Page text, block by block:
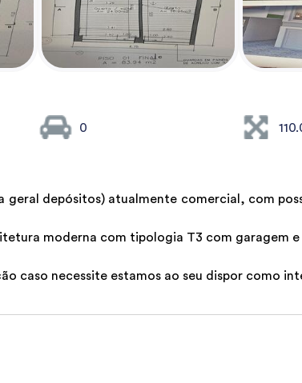
0
depósitos) atualmente comercial, com
moderna com tipologia T3 com garagem
caso necessite estamos ao seu dispor como